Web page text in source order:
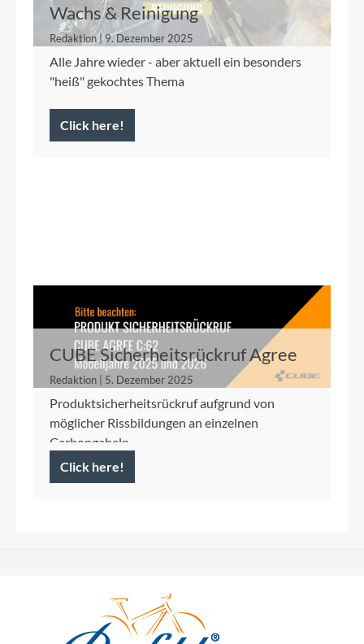
Wachs & Reinigung
Redaktion | 9. Dezember 2025
Alle Jahre wieder - aber aktuell ein besonders
"heiß" gekochtes Thema
Click here!
CUBE Sicherheitsrückruf Agree
C:62 2025/2026
Redaktion | 5. Dezember 2025
Produktsicherheitsrückruf aufgrund von
möglicher Rissbildungen an einzelnen
Carbongabeln
Click here!